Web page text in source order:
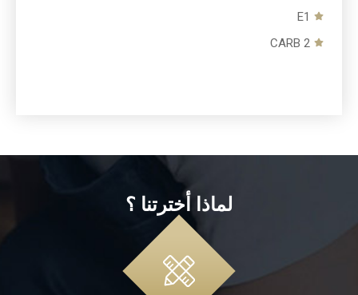
E1
CARB 2
لماذا أخترتنا ؟